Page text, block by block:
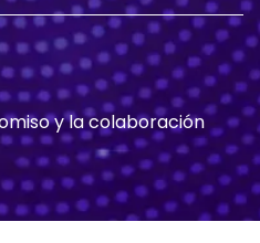
y la colaboración